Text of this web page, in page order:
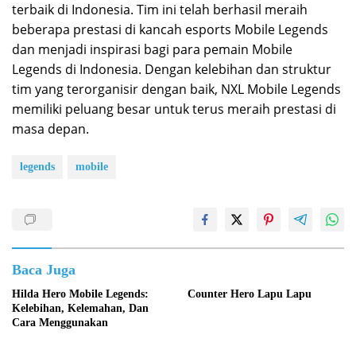
terbaik di Indonesia. Tim ini telah berhasil meraih
beberapa prestasi di kancah esports Mobile Legends
dan menjadi inspirasi bagi para pemain Mobile
Legends di Indonesia. Dengan kelebihan dan struktur
tim yang terorganisir dengan baik, NXL Mobile Legends
memiliki peluang besar untuk terus meraih prestasi di
masa depan.
legends mobile
Baca Juga
Hilda Hero Mobile Legends:
Kelebihan, Kelemahan, Dan
Cara Menggunakan
Counter Hero Lapu Lapu